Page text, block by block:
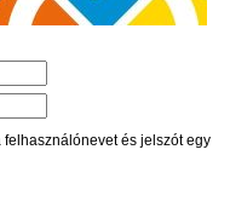
és jelszót egy